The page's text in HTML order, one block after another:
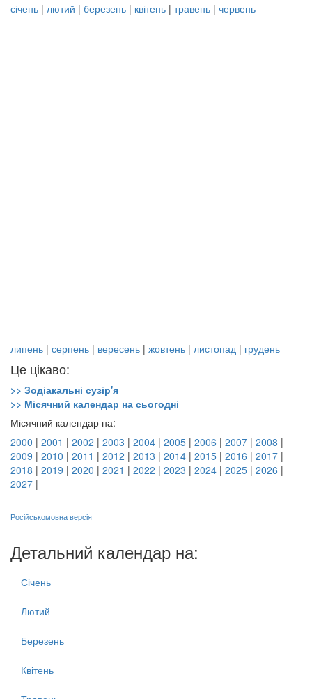
січень | лютий | березень | квітень | травень | червень
липень | серпень | вересень | жовтень | листопад | грудень
Це цікаво:
>> Зодіакальні сузір'я
>> Місячний календар на сьогодні
Місячний календар на:
2000 | 2001 | 2002 | 2003 | 2004 | 2005 | 2006 | 2007 | 2008 |
2009 | 2010 | 2011 | 2012 | 2013 | 2014 | 2015 | 2016 | 2017 |
2018 | 2019 | 2020 | 2021 | 2022 | 2023 | 2024 | 2025 | 2026 |
2027 |
Російськомовна версія
Детальний календар на:
Січень
Лютий
Березень
Квітень